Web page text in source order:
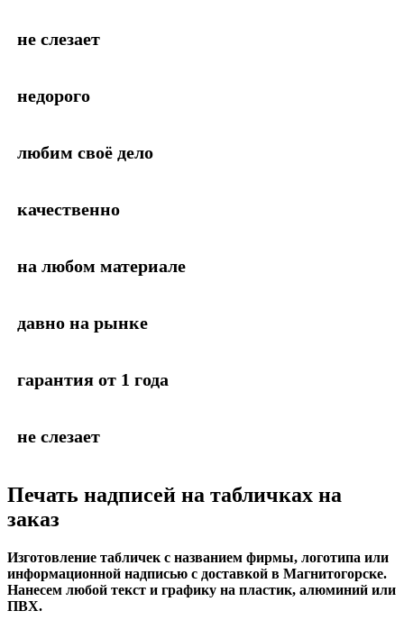
не слезает
недорого
любим своё дело
качественно
на любом материале
давно на рынке
гарантия от 1 года
не слезает
Печать надписей на табличках на
заказ
Изготовление табличек с названием фирмы, логотипа или
информационной надписью с доставкой в Магнитогорске.
Нанесем любой текст и графику на пластик, алюминий или
ПВХ.